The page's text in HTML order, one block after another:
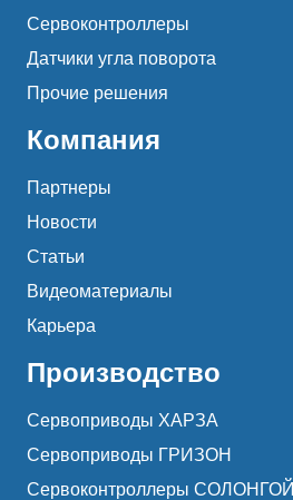
Сервоконтроллеры
Датчики угла поворота
Прочие решения
Компания
Партнеры
Новости
Статьи
Видеоматериалы
Карьера
Производство
Сервоприводы ХАРЗА
Сервоприводы ГРИЗОН
Сервоконтроллеры СОЛОНГОЙ